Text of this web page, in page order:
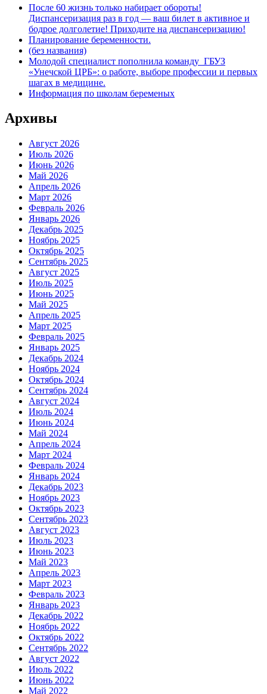
После 60 жизнь только набирает обороты!
Диспансеризация раз в год — ваш билет в активное и
бодрое долголетие! Приходите на диспансеризацию!
Планирование беременности.
(без названия)
Молодой специалист пополнила команду ГБУЗ
«Унечской ЦРБ»: о работе, выборе профессии и первых
шагах в медицине.
Информация по школам беременых
Архивы
Август 2026
Июль 2026
Июнь 2026
Май 2026
Апрель 2026
Март 2026
Февраль 2026
Январь 2026
Декабрь 2025
Ноябрь 2025
Октябрь 2025
Сентябрь 2025
Август 2025
Июль 2025
Июнь 2025
Май 2025
Апрель 2025
Март 2025
Февраль 2025
Январь 2025
Декабрь 2024
Ноябрь 2024
Октябрь 2024
Сентябрь 2024
Август 2024
Июль 2024
Июнь 2024
Май 2024
Апрель 2024
Март 2024
Февраль 2024
Январь 2024
Декабрь 2023
Ноябрь 2023
Октябрь 2023
Сентябрь 2023
Август 2023
Июль 2023
Июнь 2023
Май 2023
Апрель 2023
Март 2023
Февраль 2023
Январь 2023
Декабрь 2022
Ноябрь 2022
Октябрь 2022
Сентябрь 2022
Август 2022
Июль 2022
Июнь 2022
Май 2022